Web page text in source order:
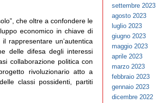
che oltre a confondere le
economico in chiave di
rappresentare un’autentica
delle difesa degli interessi
collaborazione politica con
rivoluzionario atto a
classi possidenti, partiti
settembre 2023
agosto 2023
luglio 2023
giugno 2023
maggio 2023
aprile 2023
marzo 2023
febbraio 2023
gennaio 2023
dicembre 2022